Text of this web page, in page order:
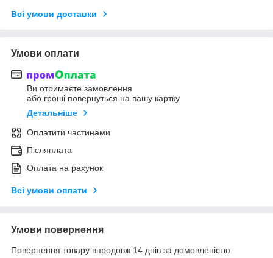
Всі умови доставки
Умови оплати
Ви отримаєте замовлення
або гроші повернуться на вашу картку
Детальніше
Оплатити частинами
Післяплата
Оплата на рахунок
Всі умови оплати
Умови повернення
Повернення товару впродовж 14 днів за домовленістю